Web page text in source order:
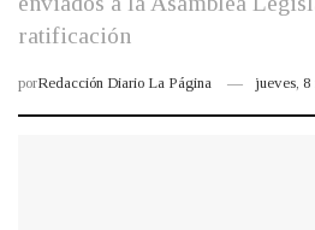
ratificación
porRedacción Diario La Página jueves,